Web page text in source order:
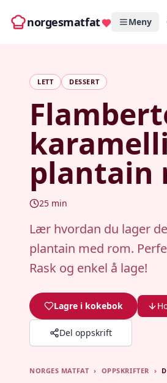
norgesmatfat Meny
LETT DESSERT
plantain
25 min
Lær hvordan du lager
plantain med rom.
Rask og enkel å lage!
Lagre i kokebok
Del oppskrift
NORGES MATFAT › OPPSKRIFTER ›